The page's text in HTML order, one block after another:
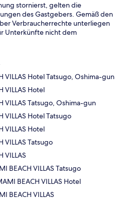
stornierst, gelten die
des Gastgebers. Gemäß den
Verbraucherrechte unterliegen
Unterkünfte nicht dem
VILLAS Hotel Tatsugo, Oshima-gun
VILLAS Hotel
VILLAS Tatsugo, Oshima-gun
VILLAS Hotel Tatsugo
VILLAS Hotel
VILLAS Tatsugo
VILLAS
BEACH VILLAS Tatsugo
BEACH VILLAS Hotel
BEACH VILLAS